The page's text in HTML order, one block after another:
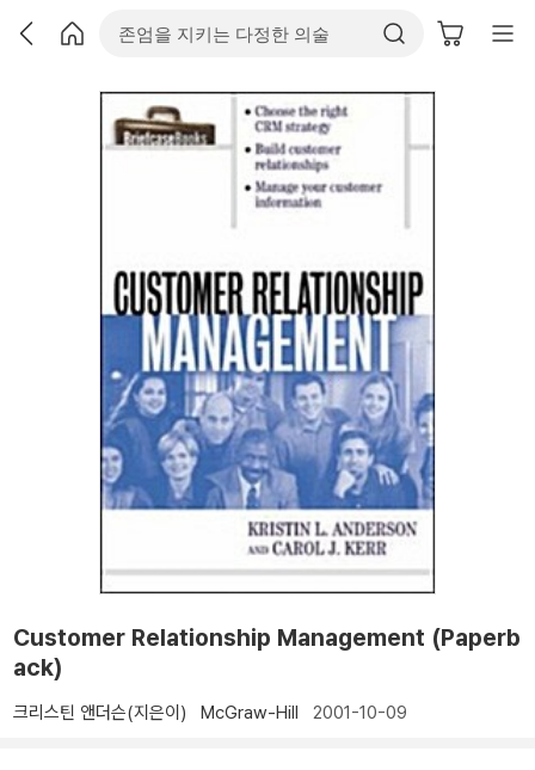
Customer Relationship Management (Paperb
ack)
크리스틴 앤더슨(지은이) McGraw-Hill 2001-10-09